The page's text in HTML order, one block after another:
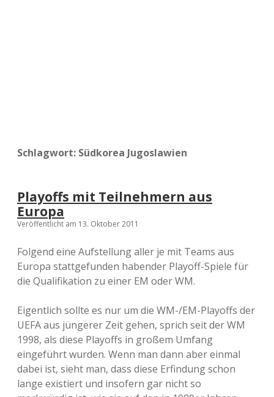
Schlagwort: Südkorea Jugoslawien
Playoffs mit Teilnehmern aus
Europa
Veröffentlicht am 13. Oktober 2011
Folgend eine Aufstellung aller je mit Teams aus
Europa stattgefunden habender Playoff-Spiele für
die Qualifikation zu einer EM oder WM.
Eigentlich sollte es nur um die WM-/EM-Playoffs der
UEFA aus jüngerer Zeit gehen, sprich seit der WM
1998, als diese Playoffs in großem Umfang
eingeführt wurden. Wenn man dann aber einmal
dabei ist, sieht man, dass diese Erfindung schon
lange existiert und insofern gar nicht so